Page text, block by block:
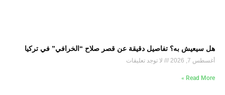
هل سيعيش به؟ تفاصيل دقيقة عن قصر صلاح “الخرافي” في تركيا
أغسطس 7, 2026 لا توجد تعليقات
Read More »